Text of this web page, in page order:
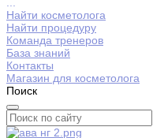
Найти косметолога
Найти процедуру
Команда тренеров
База знаний
Контакты
Магазин для косметолога
Поиск